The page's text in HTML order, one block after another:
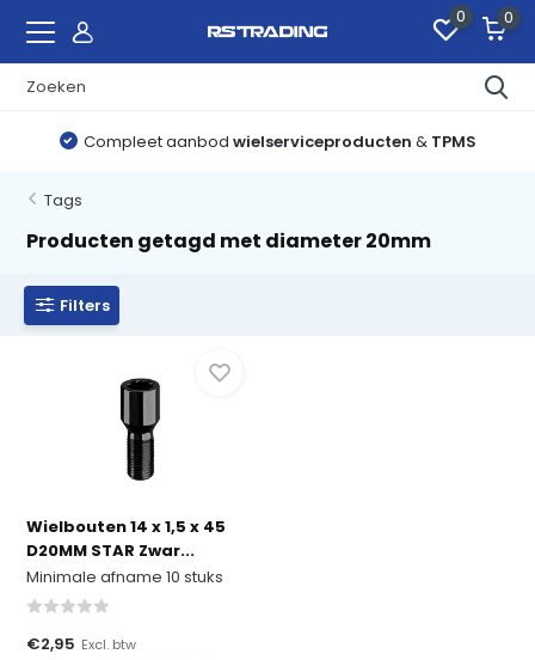
0 0
Compleet aanbod wielserviceproducten & TPMS
Tags
Producten getagd met diameter 20mm
Filters
Wielbouten 14 x 1,5 x 45
D20MM STAR Zwar...
Minimale afname 10 stuks
€2,95 Excl. btw